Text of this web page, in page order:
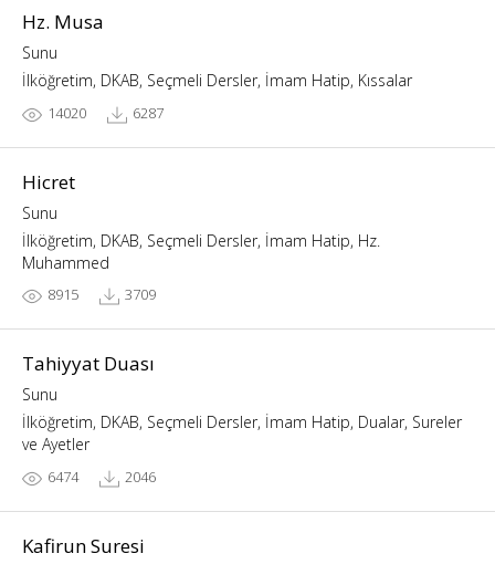
Hz. Musa
Sunu
İlköğretim, DKAB, Seçmeli Dersler, İmam Hatip, Kıssalar
14020 6287
Hicret
Sunu
İlköğretim, DKAB, Seçmeli Dersler, İmam Hatip, Hz.
Muhammed
8915 3709
Tahiyyat Duası
Sunu
İlköğretim, DKAB, Seçmeli Dersler, İmam Hatip, Dualar, Sureler
ve Ayetler
6474 2046
Kafirun Suresi